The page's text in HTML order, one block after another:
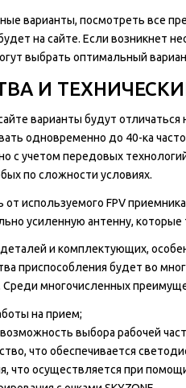
варианты, посмотреть все
на сайте. Если возникнет
выбрать оптимальный
И
варианты будут
одновременно до 40-ка
с учетом передовых
по сложности условиях.
используемого FPV
усиленную антенну,
и комплектующих,
приспособления будет во
Среди многочисленных
на прием;
выбора рабочей
что обеспечивается
что осуществляется при